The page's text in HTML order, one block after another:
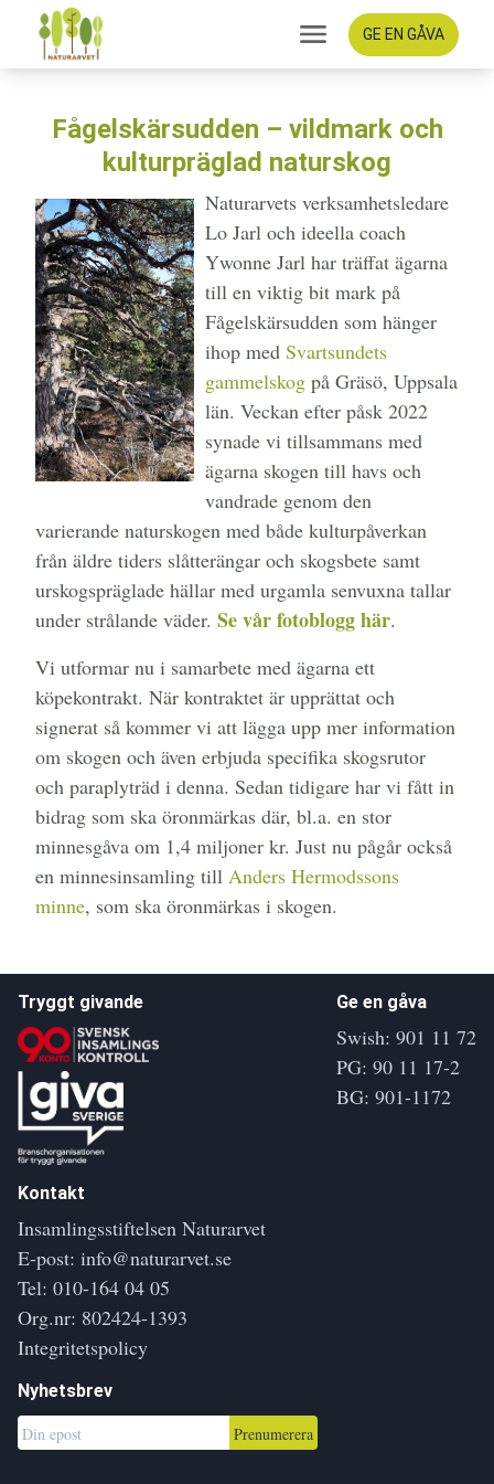
GE EN GÅVA
Fågelskärsudden – vildmark och
kulturpräglad naturskog
Naturarvets verksamhetsledare
Lo Jarl och ideella coach
Ywonne Jarl har träffat ägarna
till en viktig bit mark på
Fågelskärsudden som hänger
ihop med Svartsundets
gammelskogpå Gräsö, Uppsala
län. Veckan efter påsk 2022
synade vi tillsammans med
ägarna skogen till havs och
vandrade genom den
varierande naturskogen med både kulturpåverkan
från äldre tiders slåtterängar och skogsbete samt
urskogspräglade hällar med urgamla senvuxna tallar
under strålande väder. Se vår fotoblogg här.
Vi utformar nu i samarbete med ägarna ett
köpekontrakt. När kontraktet är upprättat och
signerat så kommer vi att lägga upp mer information
om skogen och även erbjuda specifika skogsrutor
och paraplyträd i denna. Sedan tidigare har vi fått in
bidrag som ska öronmärkas där, bl.a. en stor
minnesgåva om 1,4 miljoner kr. Just nu pågår också
en minnesinsamling till Anders Hermodssons
minne, som ska öronmärkas i skogen.
Tryggt givande Ge en gåva
Swish: 901 11 72
PG: 90 11 17-2
BG: 901-1172
Kontakt
Insamlingsstiftelsen Naturarvet
E-post: info@naturarvet.se
Tel: 010-164 04 05
Org.nr: 802424-1393
Integritetspolicy
Nyhetsbrev
Prenumerera